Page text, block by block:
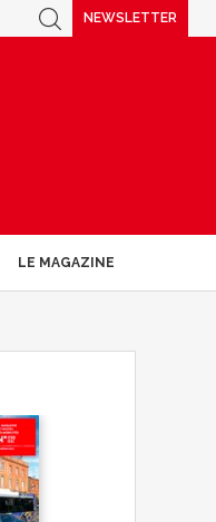
NEWSLETTER
LE MAGAZINE